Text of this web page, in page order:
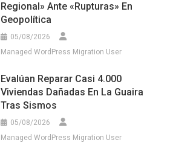
Regional» Ante «rupturas» En
Geopolítica
05/08/2026
Managed WordPress Migration User
Evalúan Reparar Casi 4.000
Viviendas Dañadas En La Guaira
Tras Sismos
05/08/2026
Managed WordPress Migration User